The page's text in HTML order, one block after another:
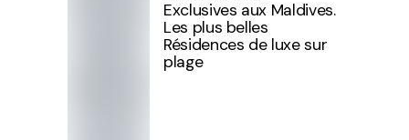
Exclusives aux Maldives.
Les plus belles
Résidences de luxe sur
plage